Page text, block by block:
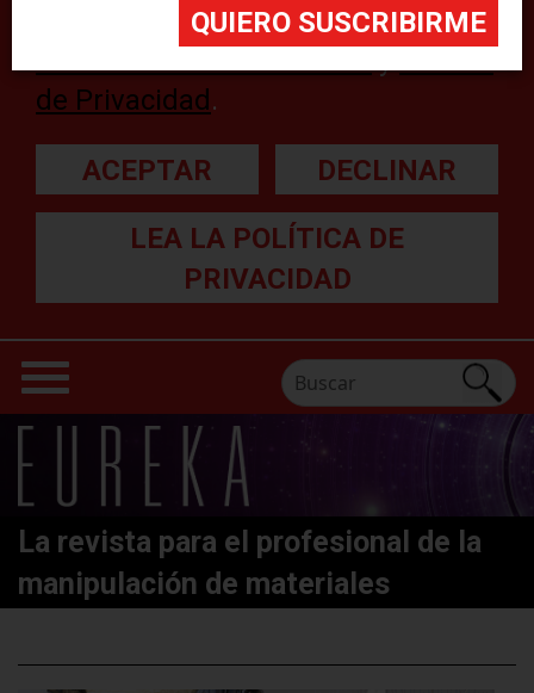
información, lea nuestra
de Privacidad .
ACEPTAR DECLINAR
LEA LA POLÍTICA DE
PRIVACIDAD
La revista para el profesional de la
manipulación de materiales